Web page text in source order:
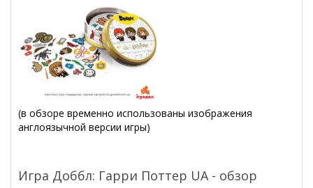
(в обзоре временно использованы изображения
англоязычной версии игры)
Игра Доббл: Гарри Поттер UA - обзор